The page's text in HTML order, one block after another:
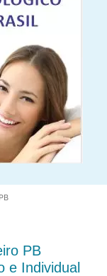
PB
e Individual